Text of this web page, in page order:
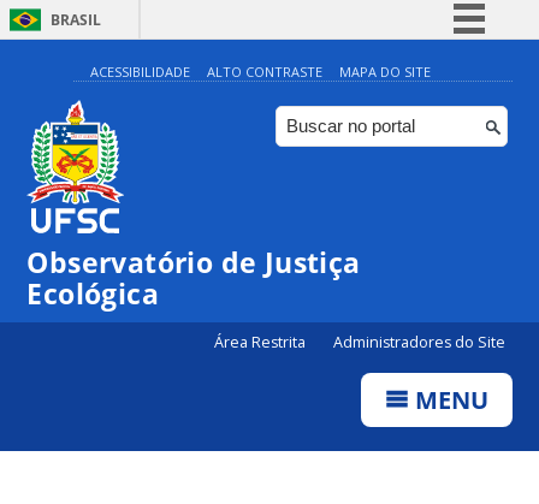
BRASIL
Simplifique!
Comunica BR
Participe
Canais
ACESSIBILIDADE ALTO CONTRASTE MAPA DO SITE
Observatório de Justiça
Ecológica
Área Restrita Administradores do Site
MENU